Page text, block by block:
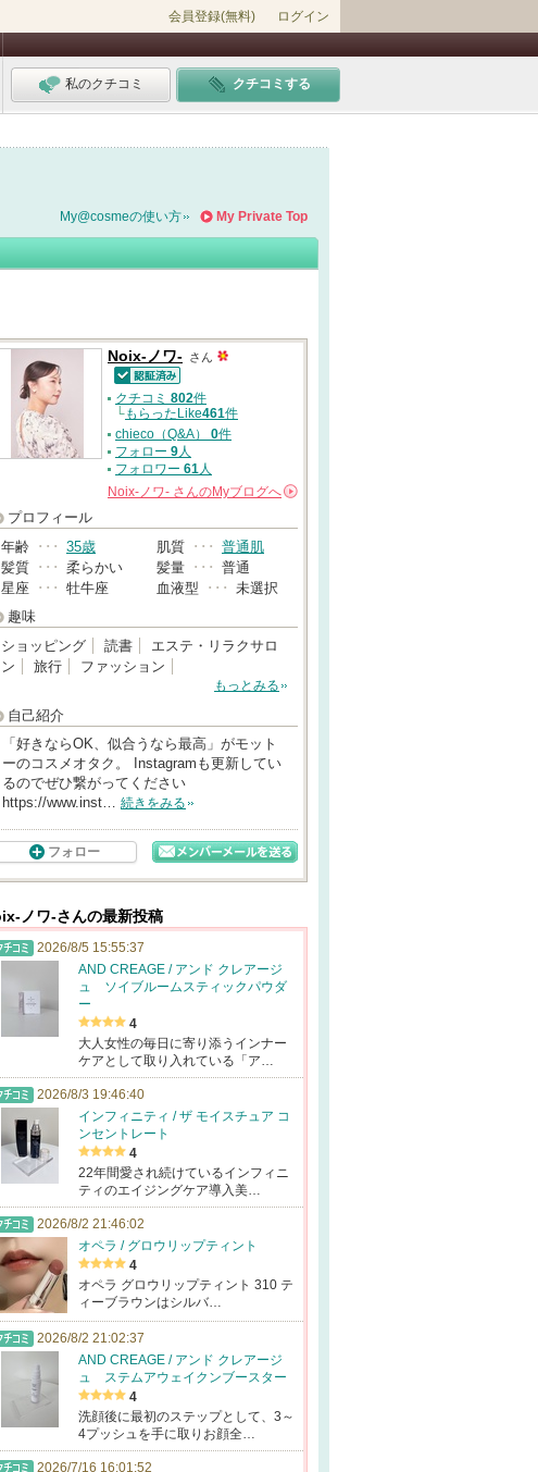
会員登録(無料) ログイン
私のクチコミ クチコミする
My Private Top
My@cosmeの使い方
Noix-ノワ- さん
認証済
クチコミ 802件
└もらったLike461件
chieco（Q&A） 0件
フォロー 9人
フォロワー 61人
Noix-ノワ- さんのMyブログへ
プロフィール
年齢 ･･･ 35歳 肌質 ･･･ 普通肌
髪質 ･･･ 柔らかい 髪量 ･･･ 普通
星座 ･･･ 牡牛座 血液型 ･･･ 未選択
趣味
ショッピング
読書
エステ・リラクサロ
ン
旅行 ファッション
もっとみる
自己紹介
「好きならOK、似合うなら最高」がモット
ーのコスメオタク。 Instagramも更新してい
るのでぜひ繋がってください
https://www.inst… 続きをみる
フォロー
ノワ-さんの最新投稿
2026/8/5 15:55:37
AND CREAGE / アンド クレアージ
ュ ソイブルームスティックパウダ
ー
4
大人女性の毎日に寄り添うインナー
ケアとして取り入れている「ア…
2026/8/3 19:46:40
インフィニティ / ザ モイスチュア コ
ンセントレート
4
22年間愛され続けているインフィニ
ティのエイジングケア導入美…
2026/8/2 21:46:02
オペラ / グロウリップティント
4
オペラ グロウリップティント 310 テ
ィーブラウンはシルバ…
2026/8/2 21:02:37
AND CREAGE / アンド クレアージ
ュ ステムアウェイクンブースター
4
洗顔後に最初のステップとして、3～
4プッシュを手に取りお顔全…
2026/7/16 16:01:52